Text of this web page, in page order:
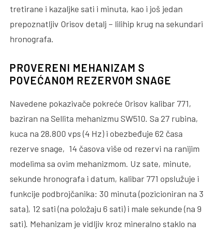
tretirane i kazaljke sati i minuta, kao i još jedan
prepoznatljiv Orisov detalj – lilihip krug na sekundari
hronografa.
PROVERENI MEHANIZAM S
POVEĆANOM REZERVOM SNAGE
Navedene pokazivače pokreće Orisov kalibar 771,
baziran na Sellita mehanizmu SW510. Sa 27 rubina,
kuca na 28.800 vps (4 Hz) i obezbeđuje 62 časa
rezerve snage, 14 časova više od rezervi na ranijim
modelima sa ovim mehanizmom. Uz sate, minute,
sekunde hronografa i datum, kalibar 771 opslužuje i
funkcije podbrojčanika: 30 minuta (pozicioniran na 3
sata), 12 sati (na položaju 6 sati) i male sekunde (na 9
sati). Mehanizam je vidljiv kroz mineralno staklo na